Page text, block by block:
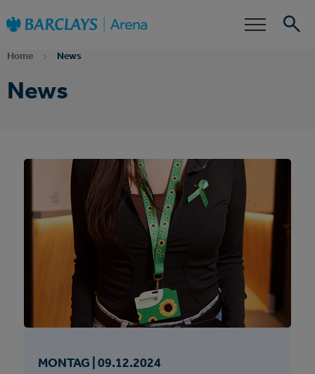
Startseite
Barrierefreiheit
Suche
Home News
News
MONTAG | 09.12.2024